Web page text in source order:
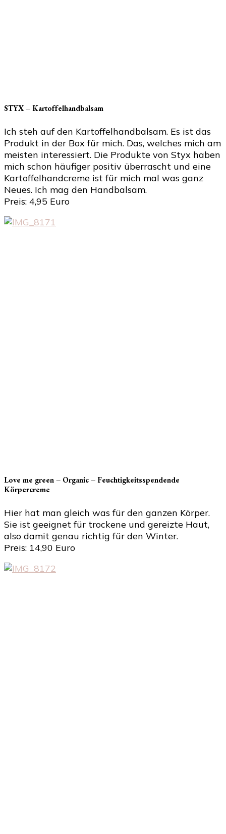
STYX – Kartoffelhandbalsam
Ich steh auf den Kartoffelhandbalsam. Es ist das
Produkt in der Box für mich. Das, welches mich am
meisten interessiert. Die Produkte von Styx haben
mich schon häufiger positiv überrascht und eine
Kartoffelhandcreme ist für mich mal was ganz
Neues. Ich mag den Handbalsam.
Preis: 4,95 Euro
Love me green – Organic – Feuchtigkeitsspendende
Körpercreme
Hier hat man gleich was für den ganzen Körper.
Sie ist geeignet für trockene und gereizte Haut,
also damit genau richtig für den Winter.
Preis: 14,90 Euro